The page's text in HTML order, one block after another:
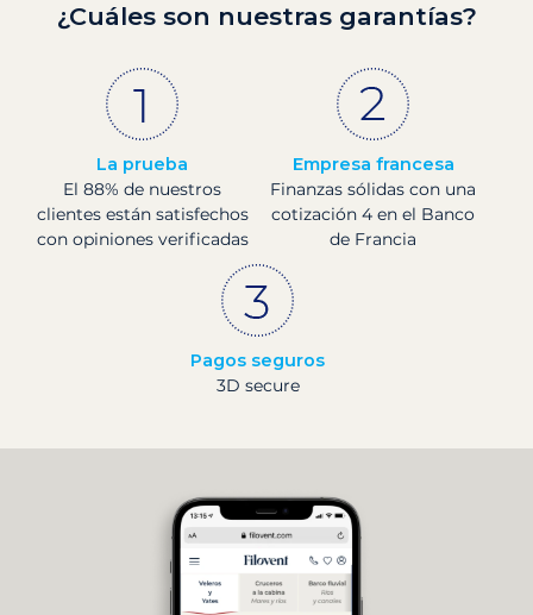
¿Cuáles son nuestras garantías?
La prueba
El 88% de nuestros
clientes están satisfechos
con opiniones verificadas
Empresa francesa
Finanzas sólidas con una
cotización 4 en el Banco
de Francia
Pagos seguros
3D secure